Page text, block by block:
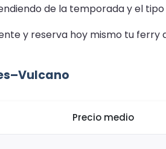
de la temporada y el
y reserva hoy mismo tu ferry
Precio medio